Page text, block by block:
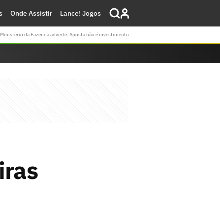
Onde Assistir Lance! Jogos
da Fazenda adverte: Aposta não é investimento